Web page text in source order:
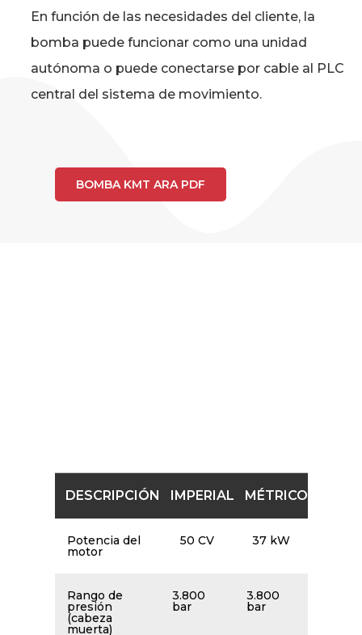
En función de las necesidades del cliente, la
bomba puede funcionar como una unidad
autónoma o puede conectarse por cable al PLC
central del sistema de movimiento.
BOMBA KMT ARA PDF
DESCRIPCIÓN IMPERIAL MÉTRICO
Potencia del
motor
50 CV 37 kW
Rango de
presión
(cabeza
muerta)
3.800
bar
3.800
bar